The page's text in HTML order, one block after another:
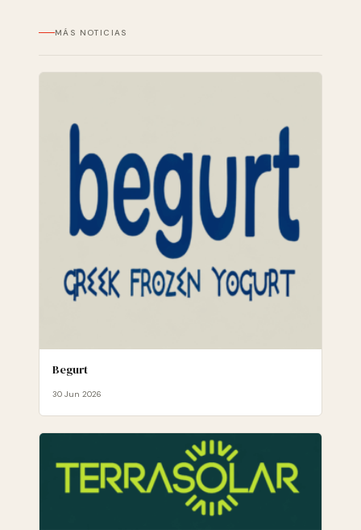
MÁS NOTICIAS
Begurt
30 Jun 2026